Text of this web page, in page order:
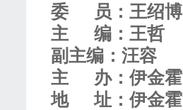
委
员 ：王绍
主
编：王哲
副主编：汪容
主
办：伊金
地
址：伊金